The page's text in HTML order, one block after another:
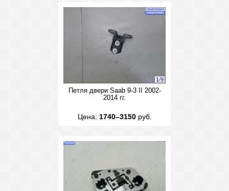
1/9
Петля двери Saab 9-3 II 2002-
2014 гг.
Цена: 1740–3150руб.